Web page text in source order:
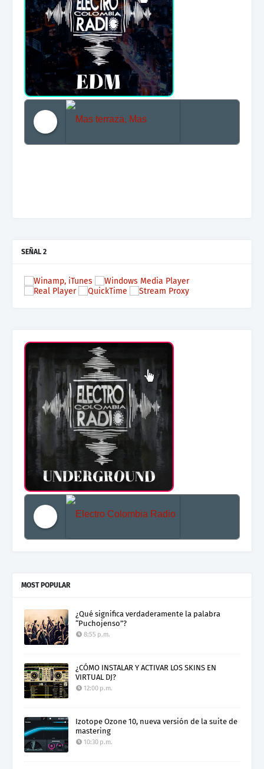
SEÑAL 2
MOST POPULAR
¿Qué significa verdaderamente la palabra
“Puchojenso”?
8:55 p.m.
¿CÓMO INSTALAR Y ACTIVAR LOS SKINS EN
VIRTUAL DJ?
12:00 p.m.
Izotope Ozone 10, nueva versión de la suite de
mastering
10:30 p.m.